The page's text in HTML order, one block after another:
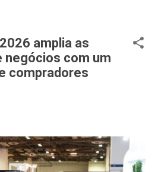
amplia as
negócios com um
compradores